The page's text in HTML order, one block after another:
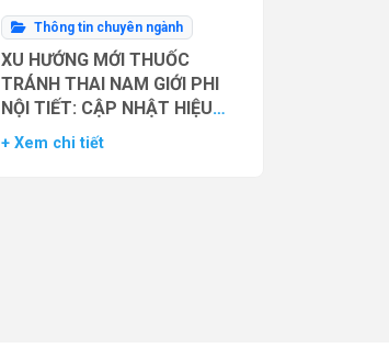
Thông tin chuyên ngành
XU HƯỚNG MỚI THUỐC
TRÁNH THAI NAM GIỚI PHI
NỘI TIẾT: CẬP NHẬT HIỆU
QUẢ THỬ NGHIỆM LÂM
+ Xem chi tiết